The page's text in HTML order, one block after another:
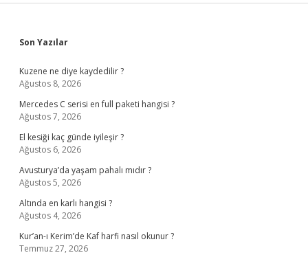
Sidebar
Son Yazılar
Kuzene ne diye kaydedilir ?
Ağustos 8, 2026
Mercedes C serisi en full paketi hangisi ?
Ağustos 7, 2026
El kesiği kaç günde iyileşir ?
Ağustos 6, 2026
Avusturya’da yaşam pahalı mıdır ?
Ağustos 5, 2026
Altında en karlı hangisi ?
Ağustos 4, 2026
Kur’an-ı Kerim’de Kaf harfi nasıl okunur ?
Temmuz 27, 2026